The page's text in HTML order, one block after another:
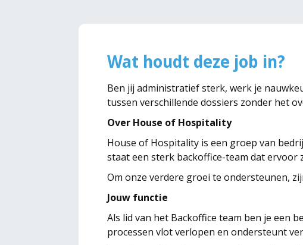
Wat houdt deze job in?
Ben jij administratief sterk, werk je
tussen verschillende dossiers zonder het
Over House of Hospitality
House of Hospitality is een groep van
staat een sterk backoffice-team dat
Om onze verdere groei te ondersteunen,
Jouw functie
Als lid van het Backoffice team ben je een
processen vlot verlopen en ondersteunt